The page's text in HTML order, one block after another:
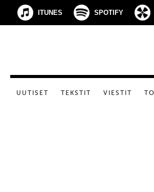
ITUNES SPOTIFY
UUTISET TEKSTIT VIESTIT